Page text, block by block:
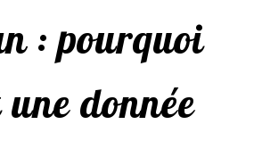
: pourquoi
une donnée